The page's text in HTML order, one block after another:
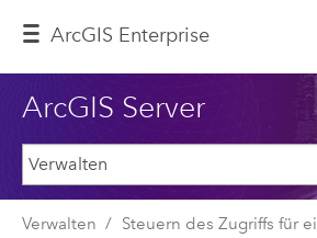
ArcGIS Enterprise
ArcGIS Server
Verwalten
Steuern des Zugriffs für